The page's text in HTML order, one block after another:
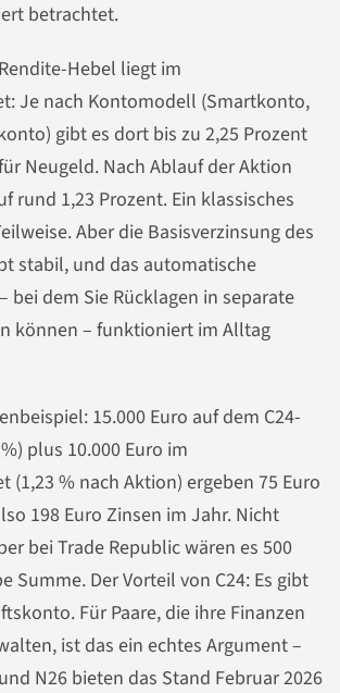
betrachtet.
Hebel liegt im
Je nach Kontomodell (Smartkonto,
gibt es dort bis zu 2,25 Prozent
Neugeld. Nach Ablauf der Aktion
rund 1,23 Prozent. Ein klassisches
Aber die Basisverzinsung des
stabil, und das automatische
bei dem Sie Rücklagen in separate
können – funktioniert im Alltag
15.000 Euro auf dem C24-
plus 10.000 Euro im
(1,23 % nach Aktion) ergeben 75 Euro
198 Euro Zinsen im Jahr. Nicht
bei Trade Republic wären es 500
Summe. Der Vorteil von C24: Es gibt
Für Paare, die ihre Finanzen
ist das ein echtes Argument –
N26 bieten das Stand Februar 2026